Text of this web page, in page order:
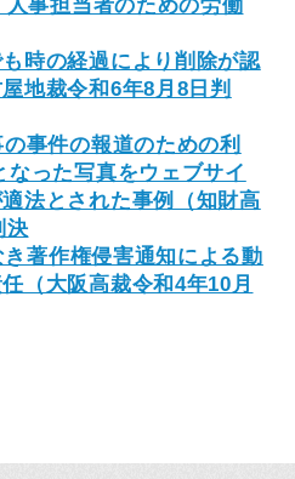
事担当者のための労働
時の経過により削除が認
地裁令和6年8月8日判
事件の報道のための利
った写真をウェブサイ
法とされた事例（知財高
決
著作権侵害通知による動
（大阪高裁令和4年10月